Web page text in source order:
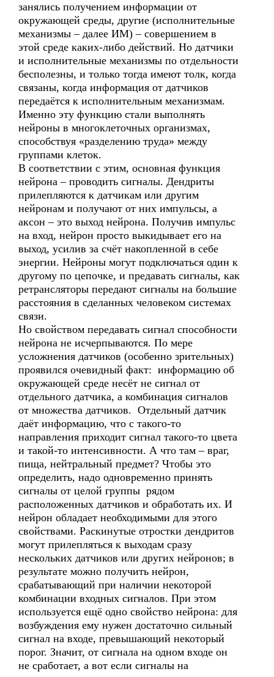
занялись получением информации от
окружающей среды, другие (исполнительные
механизмы – далее ИМ) – совершением в
этой среде каких-либо действий. Но датчики
и исполнительные механизмы по отдельности
бесполезны, и только тогда имеют толк, когда
связаны, когда информация от датчиков
передаётся к исполнительным механизмам.
Именно эту функцию стали выполнять
нейроны в многоклеточных организмах,
способствуя «разделению труда» между
группами клеток.
В соответствии с этим, основная функция
нейрона – проводить сигналы. Дендриты
прилепляются к датчикам или другим
нейронам и получают от них импульсы, а
аксон – это выход нейрона. Получив импульс
на вход, нейрон просто выкидывает его на
выход, усилив за счёт накопленной в себе
энергии. Нейроны могут подключаться один к
другому по цепочке, и предавать сигналы, как
ретрансляторы передают сигналы на большие
расстояния в сделанных человеком системах
связи.
Но свойством передавать сигнал способности
нейрона не исчерпываются. По мере
усложнения датчиков (особенно зрительных)
проявился очевидный факт: информацию об
окружающей среде несёт не сигнал от
отдельного датчика, а комбинация сигналов
от множества датчиков. Отдельный датчик
даёт информацию, что с такого-то
направления приходит сигнал такого-то цвета
и такой-то интенсивности. А что там – враг,
пища, нейтральный предмет? Чтобы это
определить, надо одновременно принять
сигналы от целой группы рядом
расположенных датчиков и обработать их. И
нейрон обладает необходимыми для этого
свойствами. Раскинутые отростки дендритов
могут прилепляться к выходам сразу
нескольких датчиков или других нейронов; в
результате можно получить нейрон,
срабатывающий при наличии некоторой
комбинации входных сигналов. При этом
используется ещё одно свойство нейрона: для
возбуждения ему нужен достаточно сильный
сигнал на входе, превышающий некоторый
порог. Значит, от сигнала на одном входе он
не сработает, а вот если сигналы на